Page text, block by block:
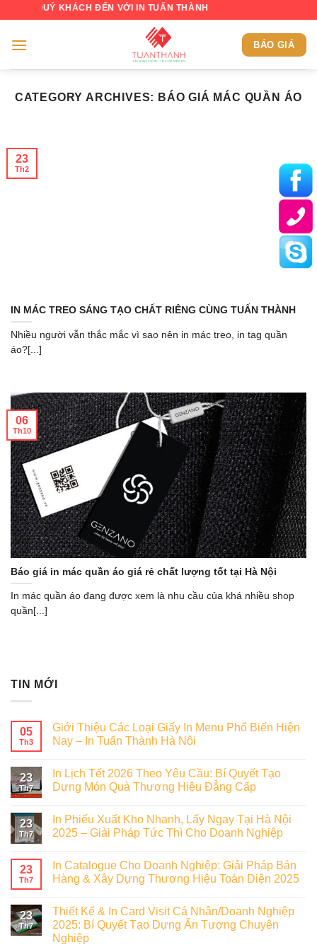
content
QUÝ KHÁCH ĐẾN VỚI IN TUẤN THÀNH
BÁO GIÁ
CATEGORY ARCHIVES: BÁO GIÁ MÁC QUẦN ÁO
IN MÁC TREO SÁNG TẠO CHẤT RIÊNG CÙNG TUẤN THÀNH
Nhiều người vẫn thắc mắc vì sao nên in mác treo, in tag quần
áo?[...]
23
Th2
Báo giá in mác quần áo giá rẻ chất lượng tốt tại Hà Nội
In mác quần áo đang được xem là nhu cầu của khá nhiều shop
quần[...]
06
Th10
TIN MỚI
05
Th3
Giới Thiệu Các Loại Giấy In Menu Phổ Biến Hiện
Nay – In Tuấn Thành Hà Nội
23
Th7
In Lịch Tết 2026 Theo Yêu Cầu: Bí Quyết Tạo
Dựng Món Quà Thương Hiệu Đẳng Cấp
23
Th7
In Phiếu Xuất Kho Nhanh, Lấy Ngay Tại Hà Nội
2025 – Giải Pháp Tức Thì Cho Doanh Nghiệp
23
Th7
In Catalogue Cho Doanh Nghiệp: Giải Pháp Bán
Hàng & Xây Dựng Thương Hiệu Toàn Diện 2025
23
Th7
Thiết Kế & In Card Visit Cá Nhân/Doanh Nghiệp
2025: Bí Quyết Tạo Dựng Ấn Tượng Chuyên
Nghiệp